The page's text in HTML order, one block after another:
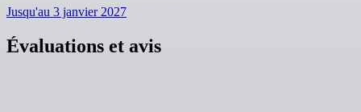
Jusqu'au 3 janvier 2027
Évaluations et avis